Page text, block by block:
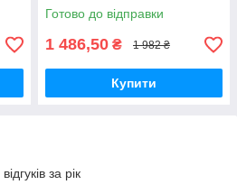
Готово до відправки
1 486,50 ₴ 1 982 ₴
Купити
за рік